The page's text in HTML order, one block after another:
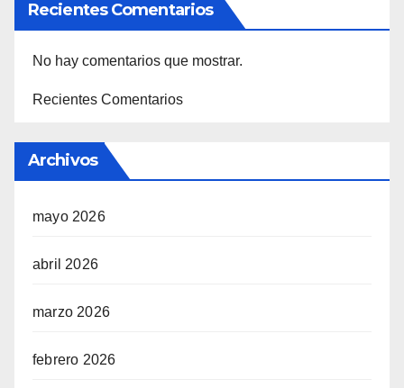
Recientes Comentarios
No hay comentarios que mostrar.
Recientes Comentarios
Archivos
mayo 2026
abril 2026
marzo 2026
febrero 2026